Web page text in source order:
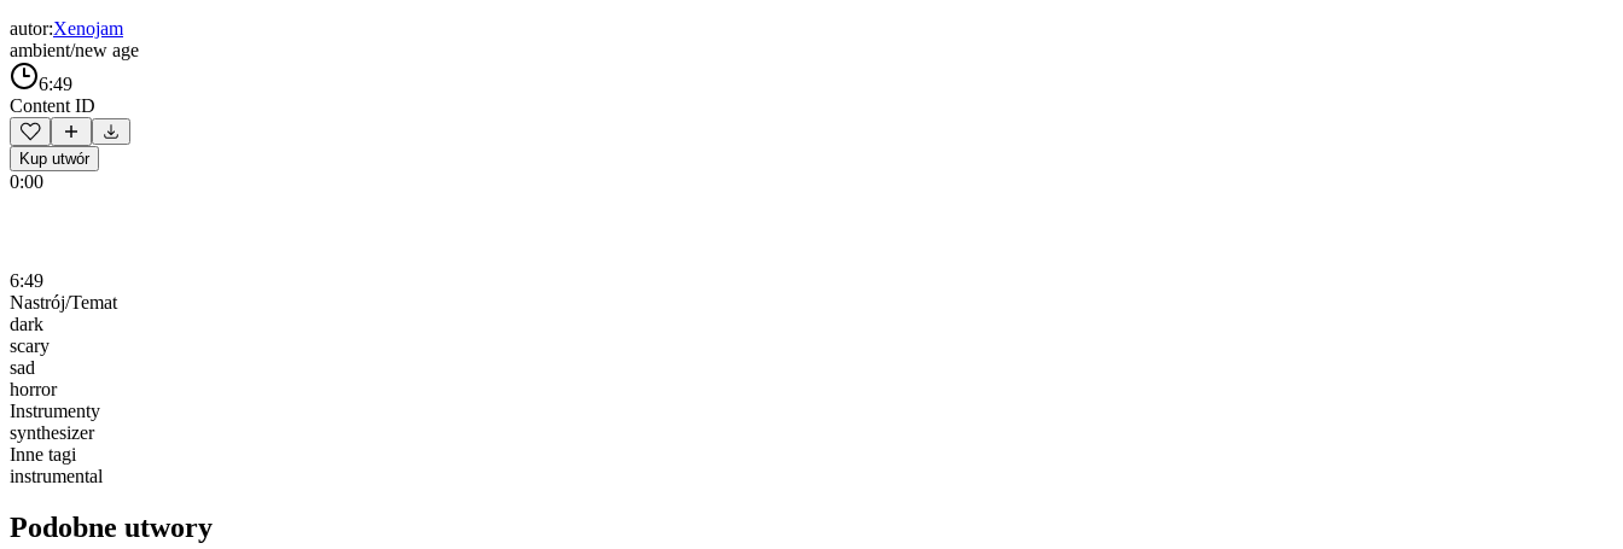
autor:Xenojam
ambient/new age
6:49
Content ID
Kup utwór
0:00
6:49
Nastrój/Temat
dark
scary
sad
horror
Instrumenty
synthesizer
Inne tagi
instrumental
Podobne utwory